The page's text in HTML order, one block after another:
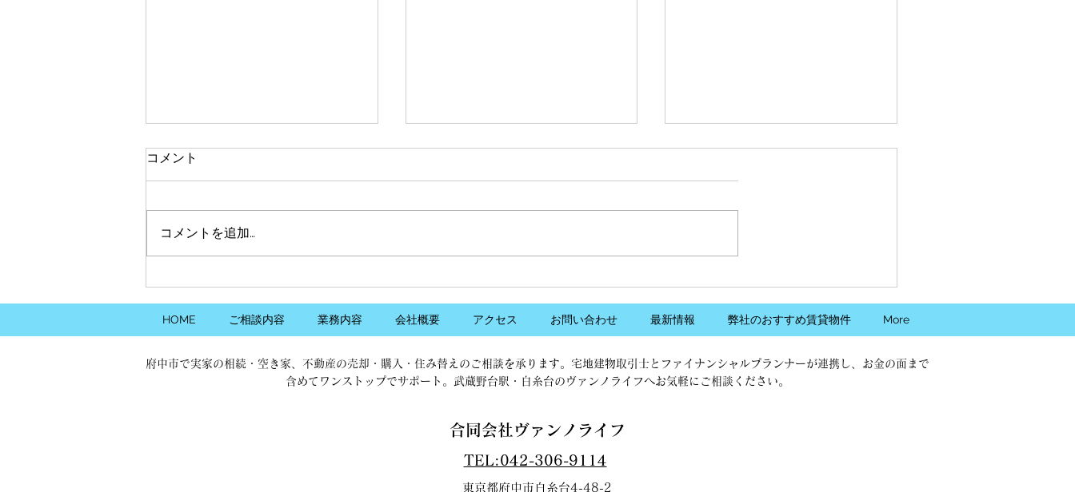
予約状況（8/3現在）
予約状況を掲載しております。
ールやお電話などで直接ご確認を
お願いいたします。 定休日、
ら対応可能な場合がございます。
特にお仕事、ご通学前の朝の時間
帯やお仕事、ご通学後の夜の時間
帯をご希望されるお客様にもでき
GWの営業時間について
2026年5月2日（土）～5月4日
17：00 ５月３日（日） 11：00
以降は、通常営業となります。
ご不便をおかけしますが、よろし
くお願いいたします。
夏季休業のお知らせ
お客様におかれましては大変ご不
弊社HPのお問い合わせフォーム
16日（土）...
コメント
コメントを追加…
HOME ご相談内容 業務内容 会社概要 アクセス お問い合わせ 最新情報 弊社のおすすめ賃貸物件 More
府中市で実家の相続・空き家、不動産の売却・購入・住み替えのご相談を承ります。宅地建物取引士とファイナンシャルプランナーが連携し、お金の面まで
含めてワンストップでサポート。武蔵野台駅・白糸台のヴァンノライフへお気軽にご相談ください。
合同会社ヴァンノライフ
TEL:042-306-9114
東京都府中市白糸台4-48-2